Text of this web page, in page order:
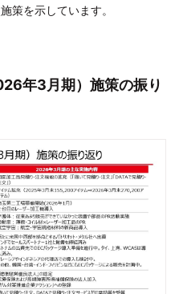
策を示しています。
年3月期）施策の振り